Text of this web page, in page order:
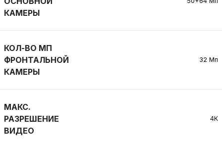
КАМЕРЫ
КОЛ-ВО МП
ФРОНТАЛЬНОЙ
КАМЕРЫ
32 Мп
МАКС.
РАЗРЕШЕНИЕ
ВИДЕО
4K